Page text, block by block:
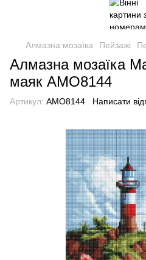
Алмазна мозаїка Пейзажі
Алмазна мозаїка
маяк AMO8144
Артикул: AMO8144 Написати